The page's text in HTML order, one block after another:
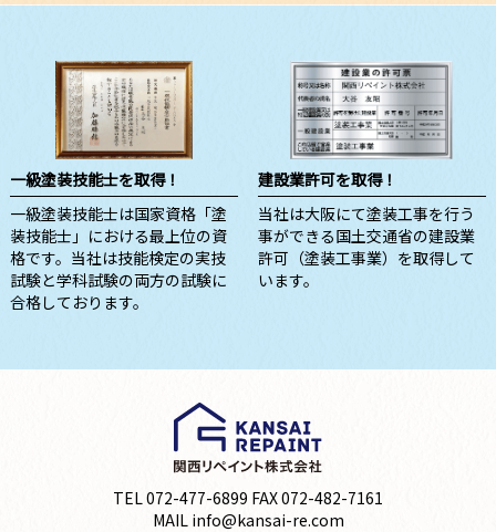
一級塗装技能士を取得！
一級塗装技能士は国家資格「塗
装技能士」における最上位の資
格です。当社は技能検定の実技
試験と学科試験の両方の試験に
合格しております。
建設業許可を取得！
当社は大阪にて塗装工事を行う
事ができる国土交通省の建設業
許可（塗装工事業）を取得して
います。
TEL 072-477-6899 FAX 072-482-7161
MAIL info@kansai-re.com